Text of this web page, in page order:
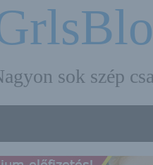
sok szép